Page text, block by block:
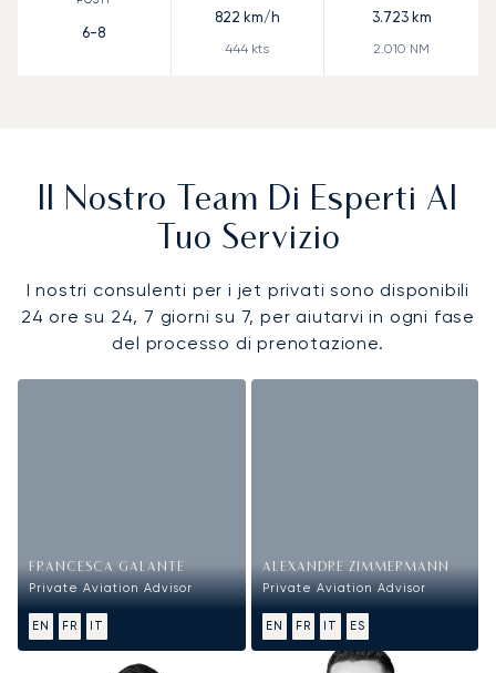
6-8
822 km/h
444 kts
3.723km
2.010 NM
Il Nostro Team Di Esperti Al
Tuo Servizio
I nostri consulenti per i jet privati sono disponibili
24 ore su 24, 7 giorni su 7, per aiutarvi in ogni fase
del processo di prenotazione.
FRANCESCA GALANTE
Private Aviation Advisor
EN FR IT
ALEXANDRE ZIMMERMANN
Private Aviation Advisor
EN FR IT ES